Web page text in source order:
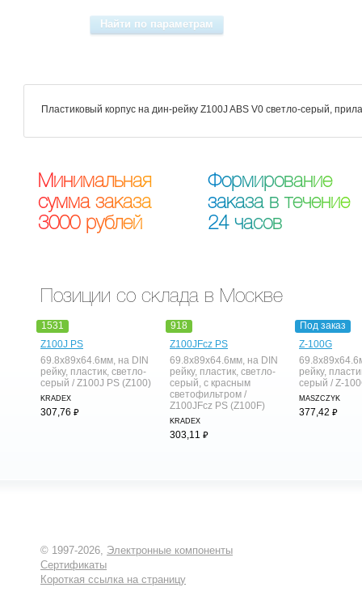
Пластиковый корпус на дин-рейку Z100J ABS V0 светло-серый,
Минимальная
сумма заказа
3000 рублей
Формирование
заказа в течение
24 часов
Позиции со склада в Москве
1531
Z100J PS
69.8x89x64.6мм, на DIN
рейку, пластик, светло-
серый / Z100J PS (Z100)
KRADEX
307,76 ⃏
918
Z100JFcz PS
69.8x89x64.6мм, на DIN
рейку, пластик, светло-
серый, с красным
светофильтром /
Z100JFcz PS (Z100F)
KRADEX
303,11 ⃏
Под заказ
Z-100G
рейку,
серый / Z-
MASZCZYK
377,42 ⃏
© 1997-2026, Электронные компоненты
Сертификаты
Короткая ссылка на страницу